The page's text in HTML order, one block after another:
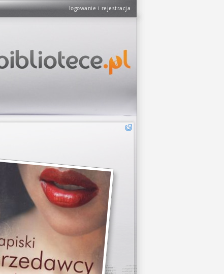
logowanie i rejestracja